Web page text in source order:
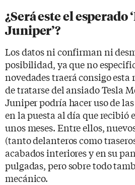
¿Será este el esperado
Juniper’?
Los datos ni confirman ni
posibilidad, ya que no
novedades traerá consigo esta
de tratarse del ansiado Tesla
Juniper podría hacer uso de
en la puesta al día que recibió
unos meses. Entre ellos,
(tanto delanteros como
acabados interiores y en su
pulgadas, pero sobre todo
mecánico.